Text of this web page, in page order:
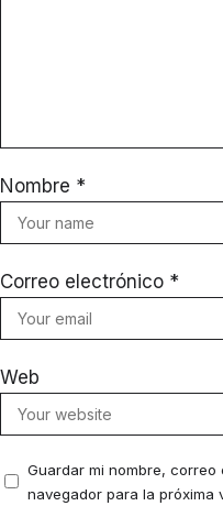
Nombre *
Correo electrónico *
Web
Guardar mi nombre,
navegador para la próxima